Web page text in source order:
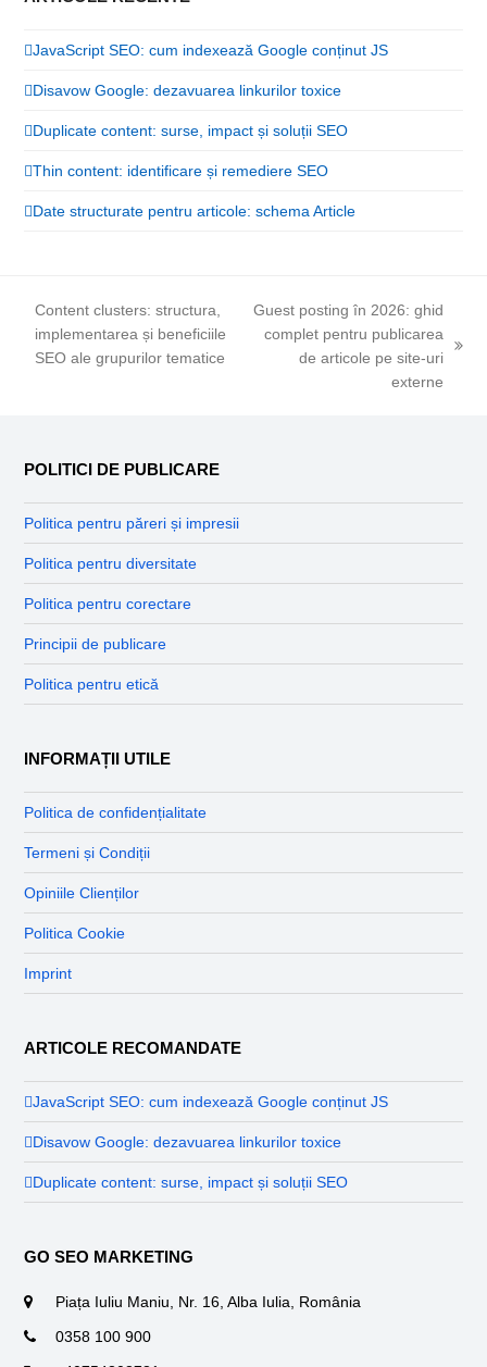
JavaScript SEO: cum indexează Google conținut JS
Disavow Google: dezavuarea linkurilor toxice
Duplicate content: surse, impact și soluții SEO
Thin content: identificare și remediere SEO
Date structurate pentru articole: schema Article
previous
post:
Content clusters: structura,
implementarea și beneficiile
SEO ale grupurilor tematice
Guest posting în 2026: ghid
complet pentru publicarea
de articole pe site-uri
externe
POLITICI DE PUBLICARE
Politica pentru păreri și impresii
Politica pentru diversitate
Politica pentru corectare
Principii de publicare
Politica pentru etică
INFORMAȚII UTILE
Politica de confidențialitate
Termeni și Condiții
Opiniile Clienților
Politica Cookie
Imprint
ARTICOLE RECOMANDATE
JavaScript SEO: cum indexează Google conținut JS
Disavow Google: dezavuarea linkurilor toxice
Duplicate content: surse, impact și soluții SEO
GO SEO MARKETING
Piața Iuliu Maniu, Nr. 16, Alba Iulia, România
0358 100 900